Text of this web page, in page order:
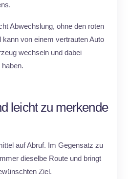
Abwechslung, ohne den roten
von einem vertrauten Auto
wechseln und dabei
leicht zu merkende
auf Abruf. Im Gegensatz zu
dieselbe Route und bringt
Ziel.